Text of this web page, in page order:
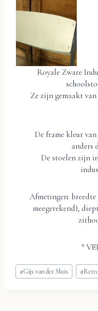
Royale Zware
Ze zijn gemaakt
De frame kleur
anders
De stoelen zijn
Afmetingen: breedte
meegerekend),
*
Bericht
tags:
#Gijs van der Sluis #